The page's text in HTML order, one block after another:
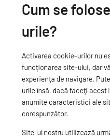
Cum se
urile?
Activarea cookie-urilor nu
funcţionarea site-ului, dar
experienţa de navigare.
urile însă, dacă faceţi acest
anumite caracteristici ale
corespunzător.
Site-ul nostru utilizează